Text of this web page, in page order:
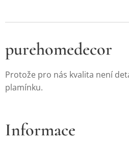
purehomedecor
Protože pro nás kvalita není
plamínku.
Informace